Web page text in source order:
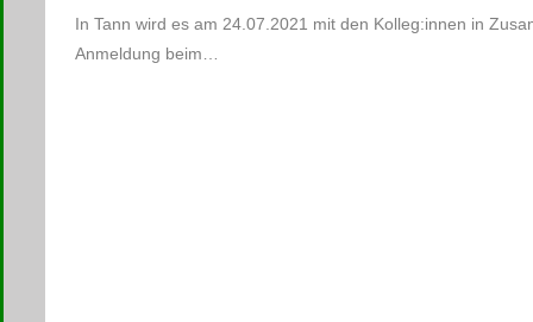
In Tann wird es am 24.07.2021 mit den Kolleg:innen in
Anmeldung beim…